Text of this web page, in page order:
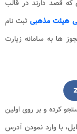
که قصد دارند در قالب
هیئت مذهبیثبت نام
ها به سامانه زیارت
کرده و بر روی اولین
با وارد نمودن آدرس